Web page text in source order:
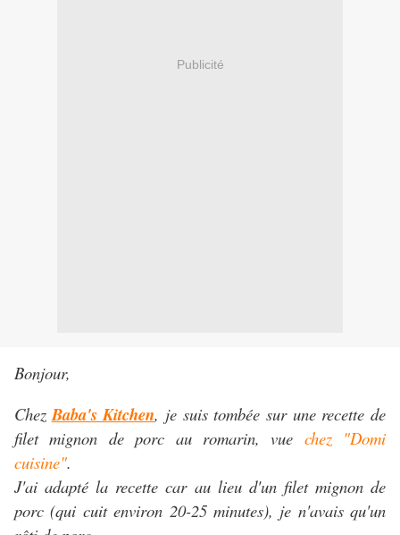
Publicité
Bonjour,
Chez Baba's Kitchen, je suis tombée sur une recette de
filet mignon de porc au romarin, vue chez "Domi
cuisine".
J'ai adapté la recette car au lieu d'un filet mignon de
porc (qui cuit environ 20-25 minutes), je n'avais qu'un